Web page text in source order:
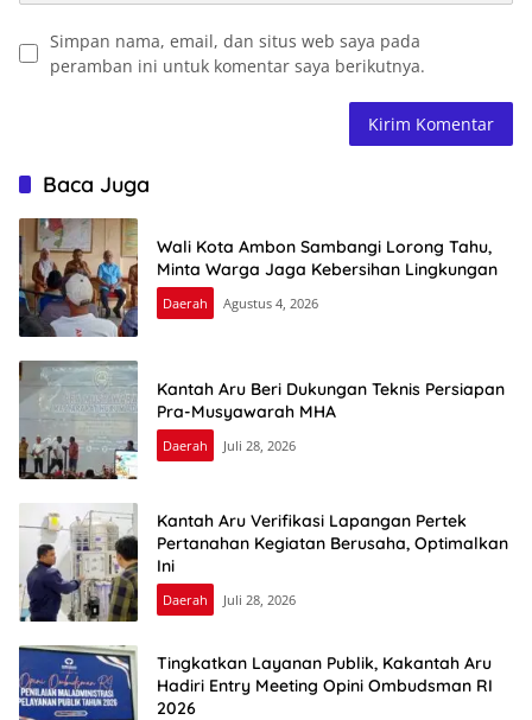
Simpan nama, email, dan situs web saya pada
peramban ini untuk komentar saya berikutnya.
Baca Juga
Wali Kota Ambon Sambangi Lorong Tahu,
Minta Warga Jaga Kebersihan Lingkungan
Daerah Agustus 4, 2026
Kantah Aru Beri Dukungan Teknis Persiapan
Pra-Musyawarah MHA
Daerah Juli 28, 2026
Kantah Aru Verifikasi Lapangan Pertek
Pertanahan Kegiatan Berusaha, Optimalkan
Ini
Daerah Juli 28, 2026
Tingkatkan Layanan Publik, Kakantah Aru
Hadiri Entry Meeting Opini Ombudsman RI
2026